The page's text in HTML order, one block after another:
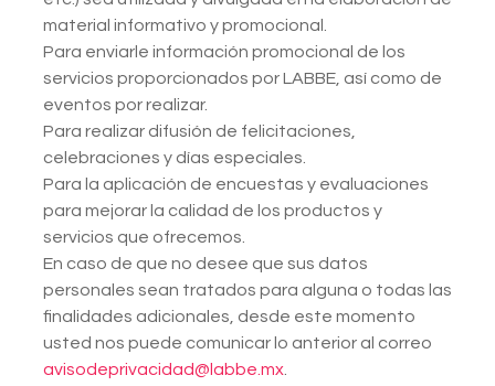
material informativo y promocional.
Para enviarle información promocional de los
servicios proporcionados por LABBE, así como de
eventos por realizar.
Para realizar difusión de felicitaciones,
celebraciones y días especiales.
Para la aplicación de encuestas y evaluaciones
para mejorar la calidad de los productos y
servicios que ofrecemos.
En caso de que no desee que sus datos
personales sean tratados para alguna o todas las
finalidades adicionales, desde este momento
usted nos puede comunicar lo anterior al correo
avisodeprivacidad@labbe.mx